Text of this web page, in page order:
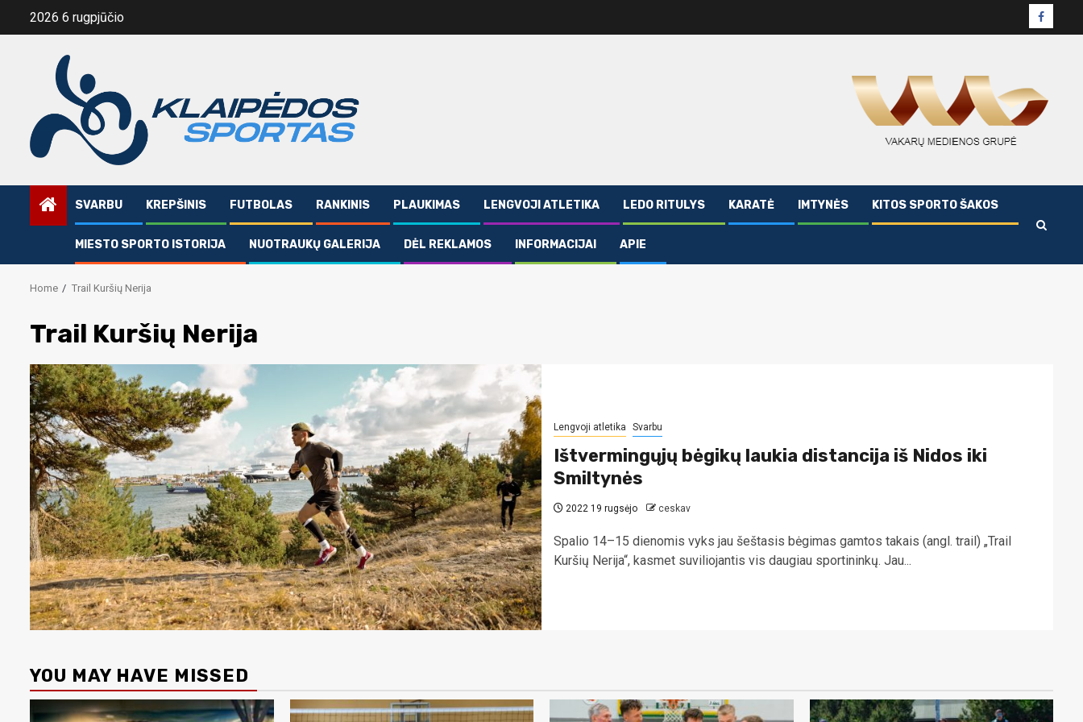
2026 6 rugpjūčio
SVARBU KREPŠINIS FUTBOLAS RANKINIS PLAUKIMAS LENGVOJI ATLETIKA LEDO RITULYS KARATĖ IMTYNĖS KITOS SPORTO ŠAKOS
MIESTO SPORTO ISTORIJA NUOTRAUKŲ GALERIJA DĖL REKLAMOS INFORMACIJAI APIE
Home Trail Kuršių Nerija
Trail Kuršių Nerija
Lengvoji atletika Svarbu
Ištvermingųjų bėgikų laukia distancija iš Nidos iki
Smiltynės
2022 19 rugsėjo ceskav
Spalio 14–15 dienomis vyks jau šeštasis bėgimas gamtos takais (angl. trail) „Trail
Kuršių Nerija“, kasmet suviliojantis vis daugiau sportininkų. Jau...
YOU MAY HAVE MISSED